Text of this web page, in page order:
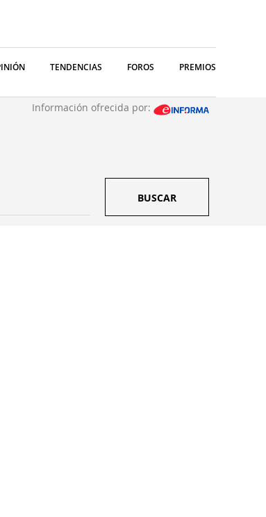
TENDENCIAS FOROS PREMIOS
Información ofrecida por:
BUSCAR